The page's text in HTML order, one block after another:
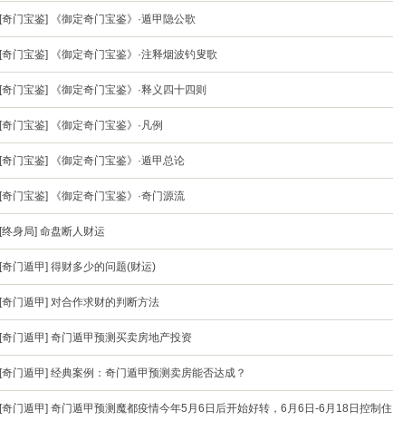
[奇门宝鉴] 《御定奇门宝鉴》·遁甲隐公歌
[奇门宝鉴] 《御定奇门宝鉴》·注释烟波钓叟歌
[奇门宝鉴] 《御定奇门宝鉴》·释义四十四则
[奇门宝鉴] 《御定奇门宝鉴》·凡例
[奇门宝鉴] 《御定奇门宝鉴》·遁甲总论
[奇门宝鉴] 《御定奇门宝鉴》·奇门源流
[终身局] 命盘断人财运
[奇门遁甲] 得财多少的问题(财运)
[奇门遁甲] 对合作求财的判断方法
[奇门遁甲] 奇门遁甲预测买卖房地产投资
[奇门遁甲] 经典案例：奇门遁甲预测卖房能否达成？
[奇门遁甲] 奇门遁甲预测魔都疫情今年5月6日后开始好转，6月6日-6月18日控制住